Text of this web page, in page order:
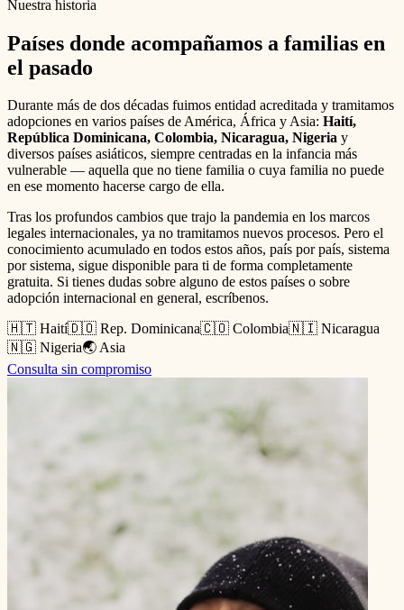
Nuestra historia
Países donde acompañamos a familias en
el pasado
Durante más de dos décadas fuimos entidad acreditada y tramitamos
adopciones en varios países de América, África y Asia: Haití,
República Dominicana, Colombia, Nicaragua, Nigeria y
diversos países asiáticos, siempre centradas en la infancia más
vulnerable — aquella que no tiene familia o cuya familia no puede
en ese momento hacerse cargo de ella.
Tras los profundos cambios que trajo la pandemia en los marcos
legales internacionales, ya no tramitamos nuevos procesos. Pero el
conocimiento acumulado en todos estos años, país por país, sistema
por sistema, sigue disponible para ti de forma completamente
gratuita. Si tienes dudas sobre alguno de estos países o sobre
adopción internacional en general, escríbenos.
🇭🇹 Haití🇩🇴 Rep. Dominicana🇨🇴 Colombia🇳🇮 Nicaragua
🇳🇬 Nigeria🌏 Asia
Consulta sin compromiso